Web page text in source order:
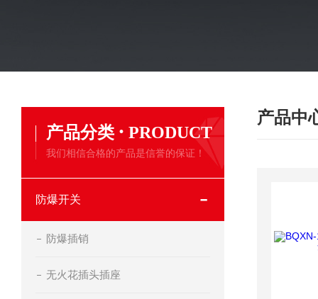
产品分类 · PRODUCT
我们相信合格的产品是信誉的保证！
防爆开关
防爆插销
无火花插头插座
产品中